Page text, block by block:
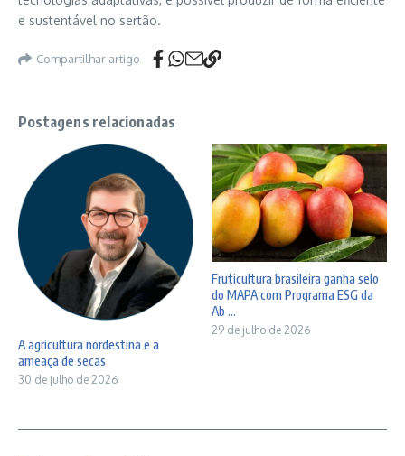
e sustentável no sertão.
Compartilhar artigo
Postagens relacionadas
A agricultura nordestina e a
ameaça de secas
30 de julho de 2026
Fruticultura brasileira ganha selo
do MAPA com Programa ESG da
Ab ...
29 de julho de 2026